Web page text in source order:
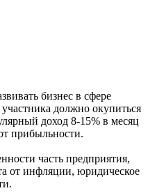
бизнес в сфере
должно окупиться
доход 8-15% в месяц
прибыльности.
часть предприятия,
от инфляции, юридическое